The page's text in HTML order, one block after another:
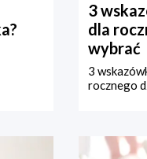
3
dla
wybrać
3
rocznego